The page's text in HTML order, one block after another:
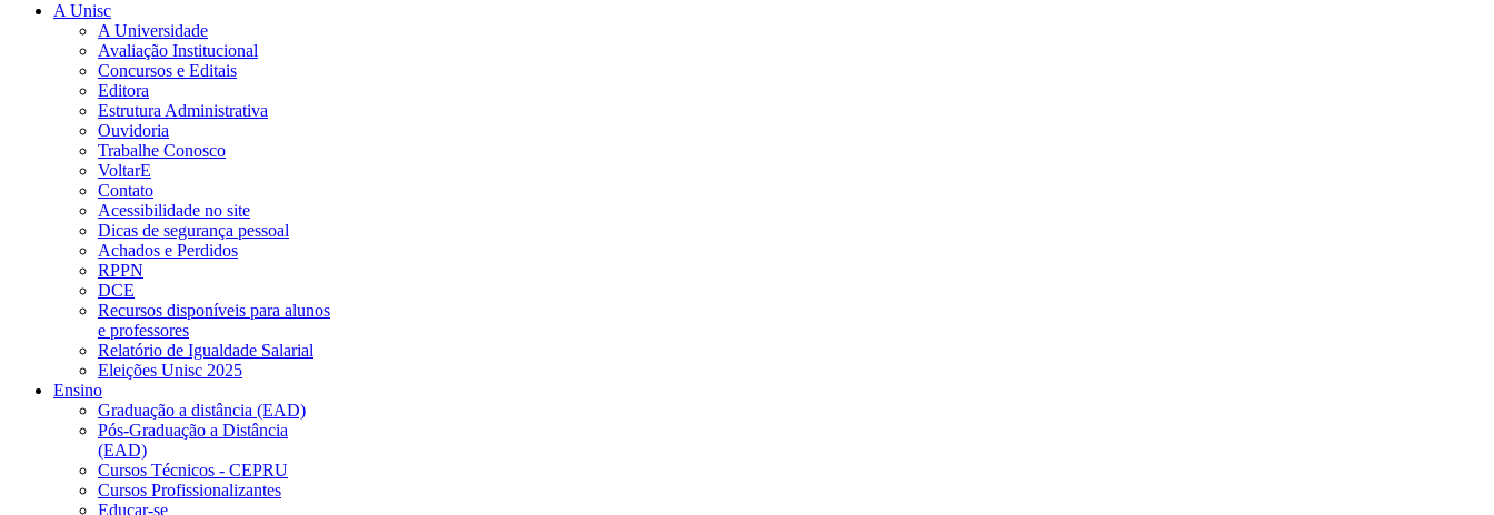
A Unisc
A Universidade
Avaliação Institucional
Concursos e Editais
Editora
Estrutura Administrativa
Ouvidoria
Trabalhe Conosco
VoltarE
Contato
Acessibilidade no site
Dicas de segurança pessoal
Achados e Perdidos
RPPN
DCE
Recursos disponíveis para alunos
e professores
Relatório de Igualdade Salarial
Eleições Unisc 2025
Ensino
Graduação a distância (EAD)
Pós-Graduação a Distância
(EAD)
Cursos Técnicos - CEPRU
Cursos Profissionalizantes
Educar-se